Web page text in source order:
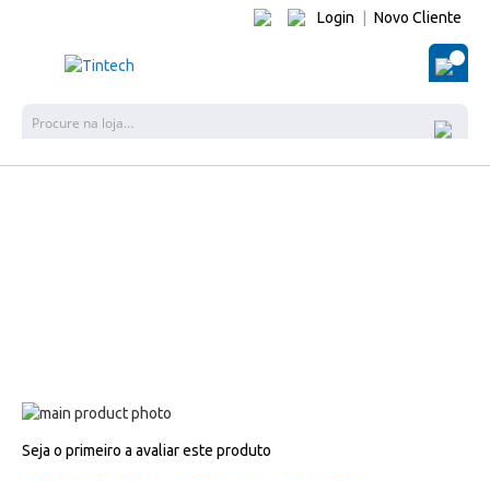
Login Novo Cliente
O
Salte
o
para
Seja o primeiro a avaliar este produto